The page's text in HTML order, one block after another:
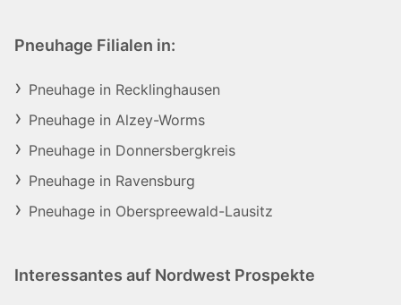
Pneuhage Filialen in:
Pneuhage in Recklinghausen
Pneuhage in Alzey-Worms
Pneuhage in Donnersbergkreis
Pneuhage in Ravensburg
Pneuhage in Oberspreewald-Lausitz
Interessantes auf Nordwest Prospekte